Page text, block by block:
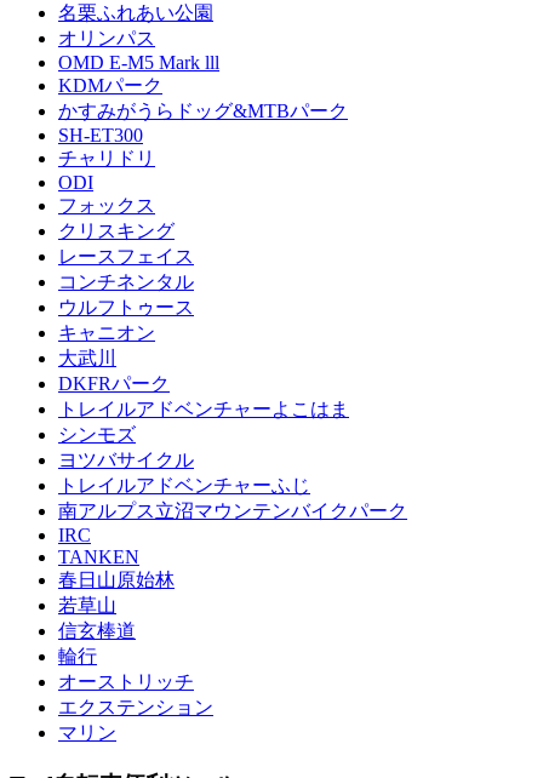
名栗ふれあい公園
オリンパス
OMD E-M5 Mark lll
KDMパーク
かすみがうらドッグ&MTBパーク
SH-ET300
チャリドリ
ODI
フォックス
クリスキング
レースフェイス
コンチネンタル
ウルフトゥース
キャニオン
大武川
DKFRパーク
トレイルアドベンチャーよこはま
シンモズ
ヨツバサイクル
トレイルアドベンチャーふじ
南アルプス立沼マウンテンバイクパーク
IRC
TANKEN
春日山原始林
若草山
信玄棒道
輪行
オーストリッチ
エクステンション
マリン